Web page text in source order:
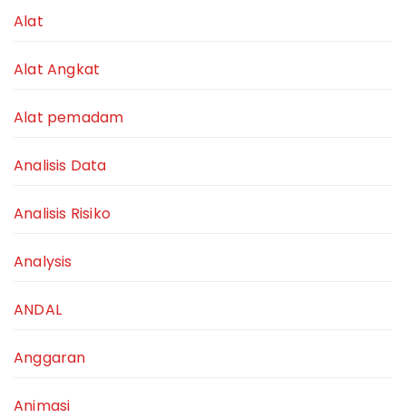
Alat
Alat Angkat
Alat pemadam
Analisis Data
Analisis Risiko
Analysis
ANDAL
Anggaran
Animasi